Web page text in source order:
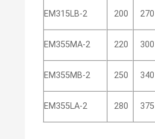
EM315LB-2 200 270
EM355MA-2 220 300
EM355MB-2 250 340
EM355LA-2 280 375